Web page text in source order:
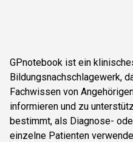
GPnotebook ist ein
Bildungsnachschlagewerk,
Fachwissen von
informieren und zu
bestimmt, als Diagnose-
einzelne Patienten